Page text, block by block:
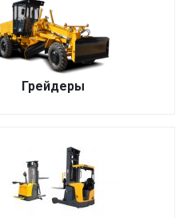
Грейдеры